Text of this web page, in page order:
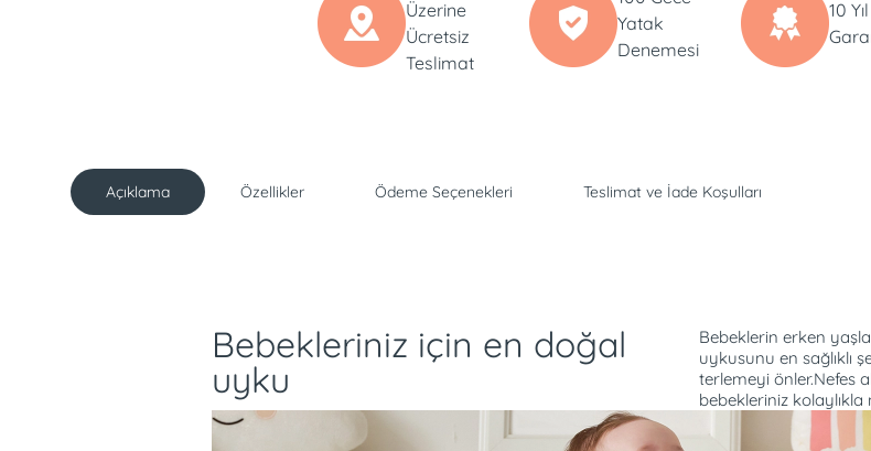
Üzerine
Ücretsiz
Teslimat
Yatak
Denemesi
10
Açıklama Özellikler Ödeme Seçenekleri Teslimat ve İade Koşulları
Bebekleriniz için en doğal
uyku
Bebeklerin erken
uykusunu en sağlıklı
terlemeyi önler.Nefes
bebekleriniz